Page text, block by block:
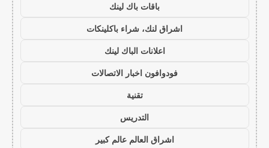
باقات باك لينك
اشراق لنك، شراء باكلينكات
اعلانات الباك لينك
فودوافون اخبار الاتصالات
تقنية
التدريس
اشراق العالم عالم كبير